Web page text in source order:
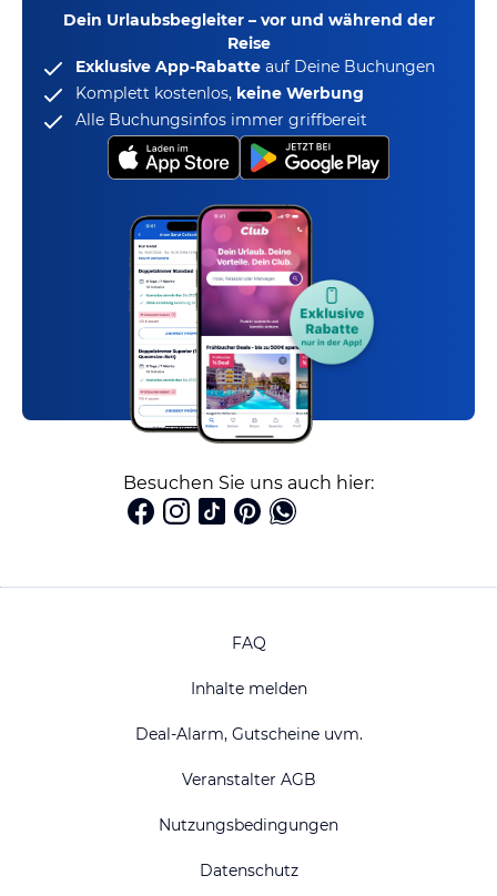
Dein Urlaubsbegleiter – vor und während der
Reise
Exklusive App-Rabatte auf Deine Buchungen
Komplett kostenlos, keine Werbung
Alle Buchungsinfos immer griffbereit
Besuchen Sie uns auch hier:
FAQ
Inhalte melden
Deal-Alarm, Gutscheine uvm.
Veranstalter AGB
Nutzungsbedingungen
Datenschutz